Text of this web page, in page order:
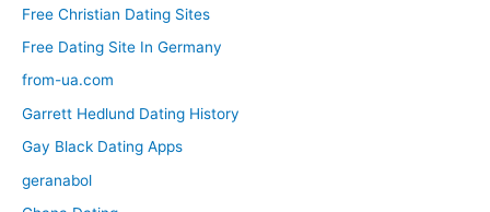
Free Christian Dating Sites
Free Dating Site In Germany
from-ua.com
Garrett Hedlund Dating History
Gay Black Dating Apps
geranabol